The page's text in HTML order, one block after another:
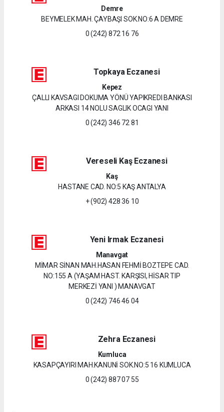
Demre
BEYMELEK MAH. ÇAYBAŞI SOK.NO:6 A DEMRE
0 (242) 872 16 76
Topkaya Eczanesi
Kepez
ÇALLI KAVSAGI DOKUMA YÖNÜ YAPIKREDI BANKASI
ARKASI 14 NOLU SAGLIK OCAGI YANI
0 (242) 346 72 81
Vereseli Kaş Eczanesi
Kaş
HASTANE CAD. NO:5 KAŞ ANTALYA
+ (902) 428 36 10
Yeni Irmak Eczanesi
Manavgat
MİMAR SİNAN MAH.HASAN FEHMİ BOZTEPE CAD.
NO:155 A (YAŞAM HAST. KARŞISI, HİSAR TIP
MERKEZİ YANI ) MANAVGAT
0 (242) 746 46 04
Zehra Eczanesi
Kumluca
KASAPÇAYIRI MAH.KANUNİ SOK.NO:5 16 KUMLUCA
0 (242) 887 07 55